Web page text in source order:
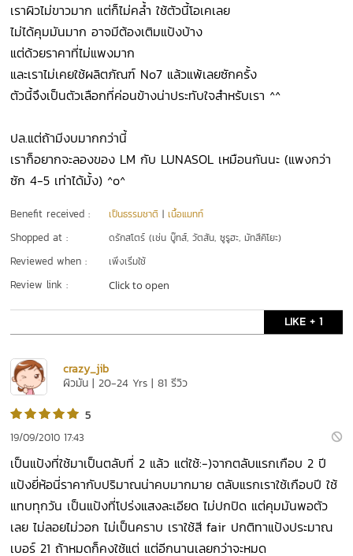
เราผิวไม่ขาวมาก แต่ก็ไม่คล้ำ ใช้ตัวนี้โอเคเลย
ไม่ได้คุมมันมาก อาจมีต้องเติมแป้งบ้าง
แต่ด้วยราคาที่ไม่แพงมาก
และเราไม่เคยใช้ผลิตภัณฑ์ No7 แล้วแพ้เลยซักครั้ง
ตัวนี้จึงเป็นตัวเลือกที่ค่อนข้างน่าประทับใจสำหรับเรา ^^
ปล.แต่ถ้ามีงบมากกว่านี้
เราก็อยากจะลองของ LM กับ LUNASOL เหมือนกันนะ (แพงกว่า
ซัก 4-5 เท่าได้มั้ง) ^o^
Benefit received : เป็นธรรมชาติ |เนื้อแมทท์
Shopped at : ดรักสโตร์ (เช่น บู๊ทส์, วัตสัน, ซูรูฮะ, มัทสึคิโยะ)
Reviewed when : เพิ่งเริ่มใช้
Review link : Click to open
LIKE + 1
crazy_jib
ผิวมัน | 20-24 Yrs | 81 รีวิว
5
19/09/2010 17:43
เป็นแป้งที่ใช้มาเป็นตลับที่ 2 แล้ว แต่ใช้:-)จากตลับแรกเกือบ 2 ปี
แป้งยี่ห้อนี่ราคากับปริมาณน่าคบมากมาย ตลับแรกเราใช้เกือบปี ใช้
แทบทุกวัน เป็นแป้งที่โปร่งแสงละเอียด ไม่ปกปิด แต่คุมมันพอตัว
เลย ไม่ลอยไม่วอก ไม่เป็นคราบ เราใช้สี fair ปกติทาแป้งประมาณ
เบอร์ 21 ถ้าหมดก็คงใช้แต่ แต่อีกนานเลยกว่าจะหมด